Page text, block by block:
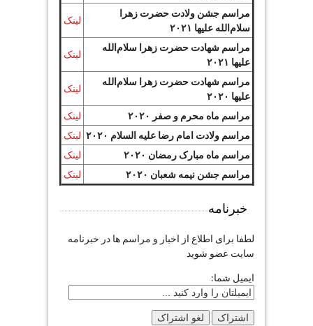
مراسم جشن ولادت حضرت زهرا
سلام‌الله علیها ۲۰۲۱
لینک
مراسم شهادت حضرت زهرا سلام‌الله
علیها ۲۰۲۱
لینک
مراسم شهادت حضرت زهرا سلام‌الله
علیها ۲۰۲۰
لینک
مراسم ماه محرم و صفر ۲۰۲۰
لینک
مراسم ولادت امام رضا علیه السلام ۲۰۲۰
لینک
مراسم ماه مبارک رمضان ۲۰۲۰
لینک
مراسم جشن نیمه شعبان ۲۰۲۰
لینک
خبرنامه
لطفا برای اطلاع از اخبار و مراسم ها در خبرنامه
سایت عضو شوید
ایمیل شما: